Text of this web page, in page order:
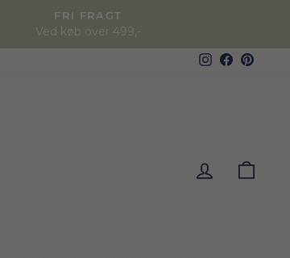
FRI FRAGT
Ved køb over 499,-
Instagram